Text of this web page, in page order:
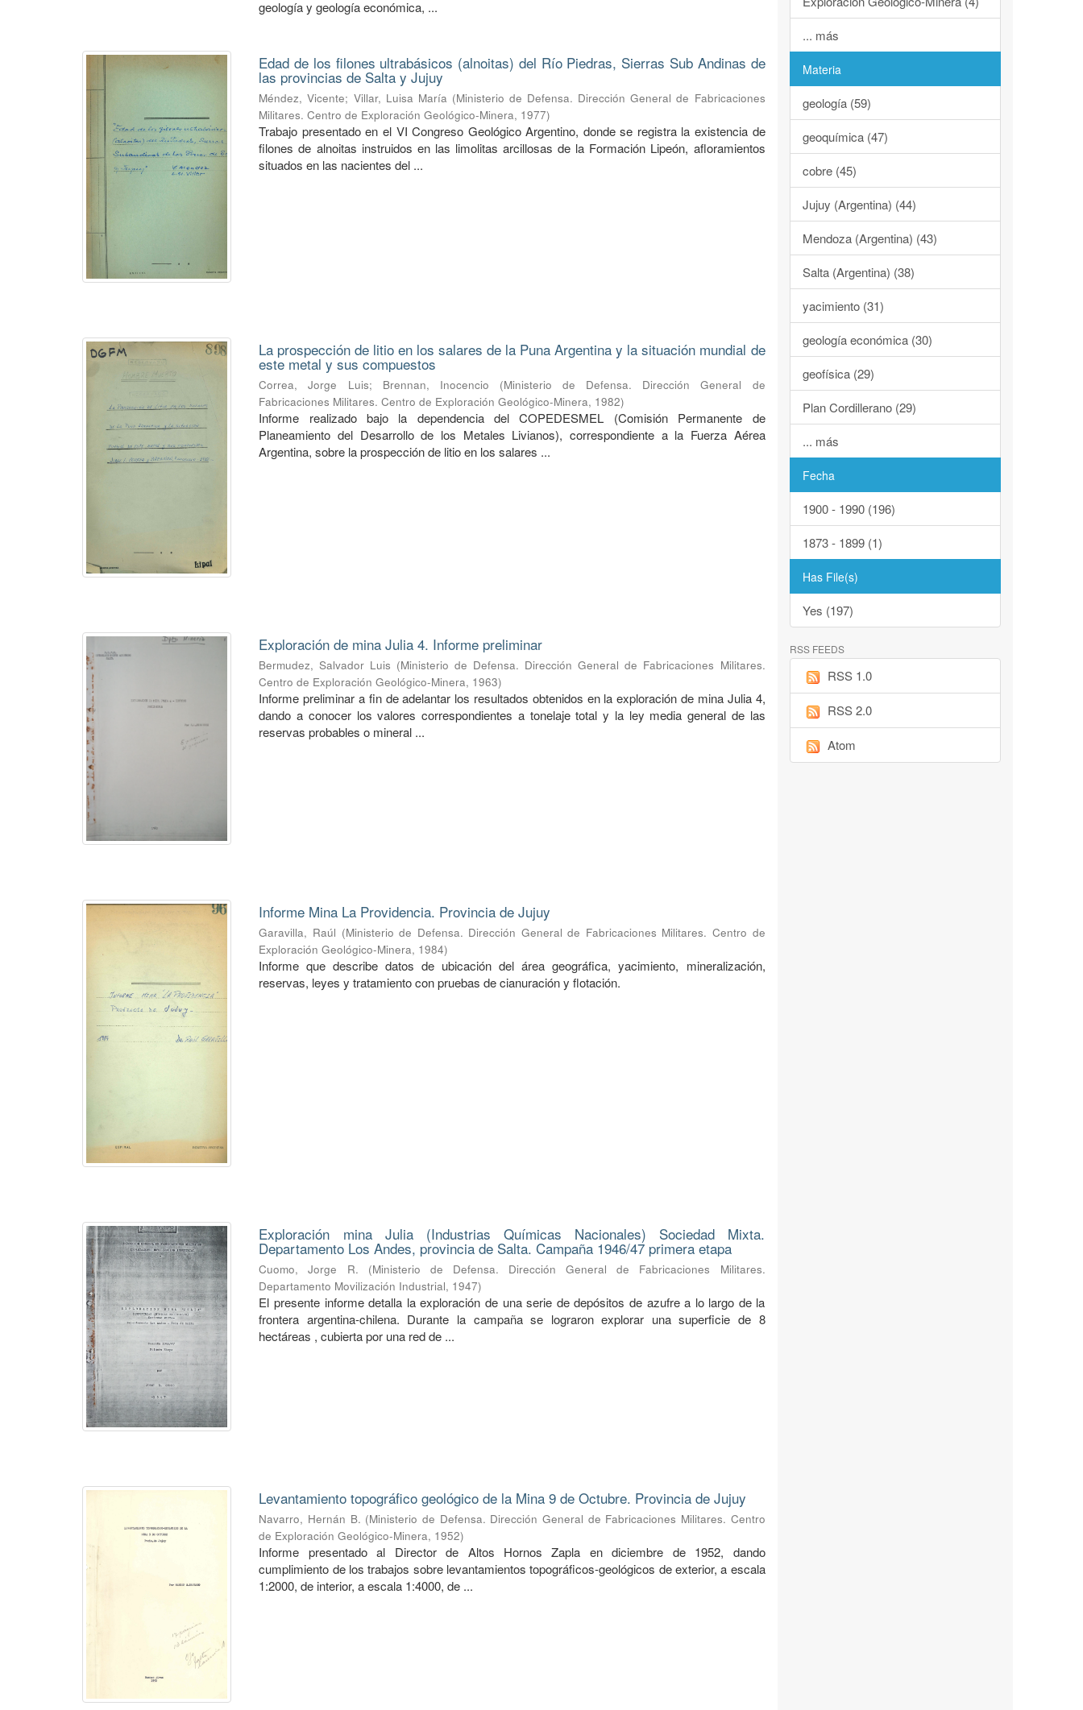
geología y geología económica, ...
Edad de los filones ultrabásicos (alnoitas) del Río Piedras, Sierras Sub Andinas de
las provincias de Salta y Jujuy
Méndez, Vicente; Villar, Luisa María (Ministerio de Defensa. Dirección General de Fabricaciones
Militares. Centro de Exploración Geológico-Minera, 1977)
Trabajo presentado en el VI Congreso Geológico Argentino, donde se registra la existencia de
filones de alnoitas instruidos en las limolitas arcillosas de la Formación Lipeón, afloramientos
situados en las nacientes del ...
La prospección de litio en los salares de la Puna Argentina y la situación mundial de
este metal y sus compuestos
Correa, Jorge Luis; Brennan, Inocencio (Ministerio de Defensa. Dirección General de
Fabricaciones Militares. Centro de Exploración Geológico-Minera, 1982)
Informe realizado bajo la dependencia del COPEDESMEL (Comisión Permanente de
Planeamiento del Desarrollo de los Metales Livianos), correspondiente a la Fuerza Aérea
Argentina, sobre la prospección de litio en los salares ...
Exploración de mina Julia 4. Informe preliminar
Bermudez, Salvador Luis (Ministerio de Defensa. Dirección General de Fabricaciones Militares.
Centro de Exploración Geológico-Minera, 1963)
Informe preliminar a fin de adelantar los resultados obtenidos en la exploración de mina Julia 4,
dando a conocer los valores correspondientes a tonelaje total y la ley media general de las
reservas probables o mineral ...
Informe Mina La Providencia. Provincia de Jujuy
Garavilla, Raúl (Ministerio de Defensa. Dirección General de Fabricaciones Militares. Centro de
Exploración Geológico-Minera, 1984)
Informe que describe datos de ubicación del área geográfica, yacimiento, mineralización,
reservas, leyes y tratamiento con pruebas de cianuración y flotación.
Exploración mina Julia (Industrias Químicas Nacionales) Sociedad Mixta.
Departamento Los Andes, provincia de Salta. Campaña 1946/47 primera etapa
Cuomo, Jorge R. (Ministerio de Defensa. Dirección General de Fabricaciones Militares.
Departamento Movilización Industrial, 1947)
El presente informe detalla la exploración de una serie de depósitos de azufre a lo largo de la
frontera argentina-chilena. Durante la campaña se lograron explorar una superficie de 8
hectáreas , cubierta por una red de ...
Levantamiento topográfico geológico de la Mina 9 de Octubre. Provincia de Jujuy
Navarro, Hernán B. (Ministerio de Defensa. Dirección General de Fabricaciones Militares. Centro
de Exploración Geológico-Minera, 1952)
Informe presentado al Director de Altos Hornos Zapla en diciembre de 1952, dando
cumplimiento de los trabajos sobre levantamientos topográficos-geológicos de exterior, a escala
1:2000, de interior, a escala 1:4000, de ...
... más
Materia
geología (59)
geoquímica (47)
cobre (45)
Jujuy (Argentina) (44)
Mendoza (Argentina) (43)
Salta (Argentina) (38)
yacimiento (31)
geología económica (30)
geofísica (29)
Plan Cordillerano (29)
... más
Fecha
1900 - 1990 (196)
1873 - 1899 (1)
Has File(s)
Yes (197)
RSS FEEDS
RSS 1.0
RSS 2.0
Atom